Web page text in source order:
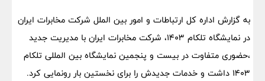
به گزارش اداره کل ارتباطات و امور بین الملل شرکت مخابرات ایران
در نمایشگاه تلکام ۱۴۰۳، شرکت مخابرات ایران با مدیریت جدید
،حضوری متفاوت در بیست و پنجمین نمایشگاه بین المللی تلکام
۱۴۰۳ داشت و خدمات جدیدش را برای نخستین بار رونمایی کرد.